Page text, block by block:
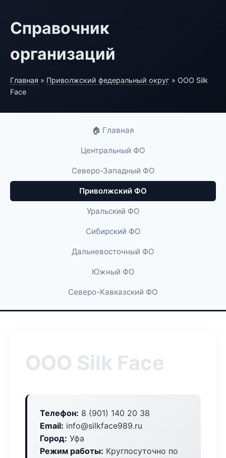
Справочник
организаций
Главная » Приволжский федеральный округ » ООО Silk
Face
🏠 Главная
Центральный ФО
Северо-Западный ФО
Приволжский ФО
Уральский ФО
Сибирский ФО
Дальневосточный ФО
Южный ФО
Северо-Кавказский ФО
ООО Silk Face
Телефон: 8 (901) 140 20 38
Email: info@silkface989.ru
Город: Уфа
Режим работы: Круглосуточно по